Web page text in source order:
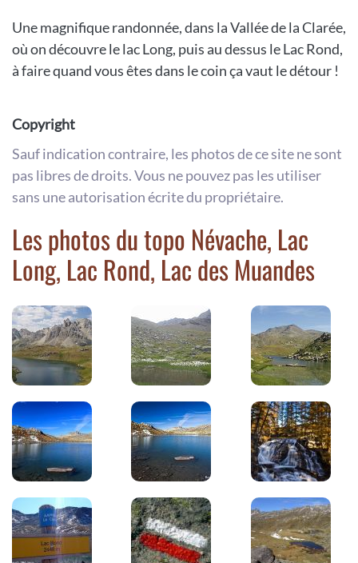
Une magnifique randonnée, dans la Vallée de la Clarée,
où on découvre le lac Long, puis au dessus le Lac Rond,
à faire quand vous êtes dans le coin ça vaut le détour !
Copyright
Sauf indication contraire, les photos de ce site ne sont
pas libres de droits. Vous ne pouvez pas les utiliser
sans une autorisation écrite du propriétaire.
Les photos du topo Névache, Lac
Long, Lac Rond, Lac des Muandes